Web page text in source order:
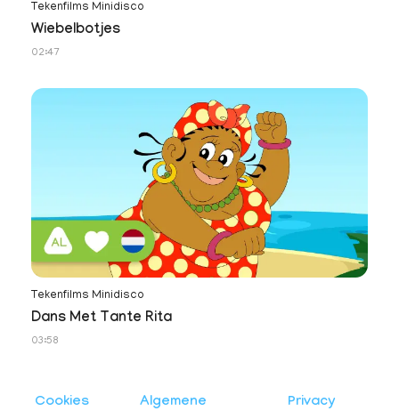
Tekenfilms Minidisco
Wiebelbotjes
02:47
Tekenfilms Minidisco
Dans Met Tante Rita
03:58
Cookies Algemene Privacy